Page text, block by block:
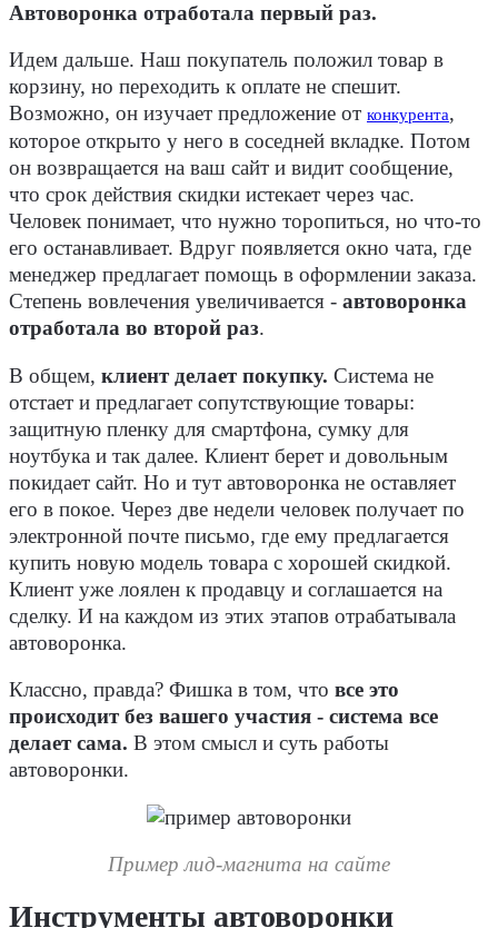
Автоворонка отработала первый раз.
Идем дальше. Наш покупатель положил товар в
корзину, но переходить к оплате не спешит.
Возможно, он изучает предложение от конкурента,
которое открыто у него в соседней вкладке. Потом
он возвращается на ваш сайт и видит сообщение,
что срок действия скидки истекает через час.
Человек понимает, что нужно торопиться, но что-то
его останавливает. Вдруг появляется окно чата, где
менеджер предлагает помощь в оформлении заказа.
Степень вовлечения увеличивается - автоворонка
отработала во второй раз.
В общем, клиент делает покупку. Система не
отстает и предлагает сопутствующие товары:
защитную пленку для смартфона, сумку для
ноутбука и так далее. Клиент берет и довольным
покидает сайт. Но и тут автоворонка не оставляет
его в покое. Через две недели человек получает по
электронной почте письмо, где ему предлагается
купить новую модель товара с хорошей скидкой.
Клиент уже лоялен к продавцу и соглашается на
сделку. И на каждом из этих этапов отрабатывала
автоворонка.
Классно, правда? Фишка в том, что все это
происходит без вашего участия - система все
делает сама. В этом смысл и суть работы
автоворонки.
Пример лид-магнита на сайте
Инструменты автоворонки